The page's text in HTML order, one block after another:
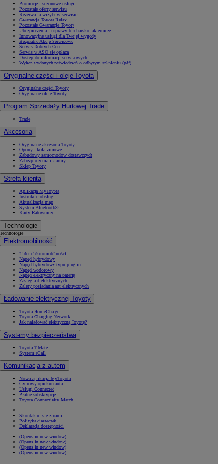
Promocje i sezonowe usługi
Pozostałe oferty serwisu
Rezerwacja wizyty w serwisie
Gwarancja Toyota Relax
Pozostałe Gwarancje Toyoty
Ubezpieczenia i naprawy blacharsko-lakiernicze
Innowacyjne usługi dla Twojej wygody
Bezpłatne Akcje Serwisowe
Serwis Dobrych Cen
Serwis w ASO się opłaca
Dostęp do informacji serwisowych
Wykaz wydanych zaświadczeń o odbytym szkoleniu (pdf)
Oryginalne części i oleje Toyota
Oryginalne części Toyoty
Oryginalne oleje Toyoty
Program Sprzedaży Hurtowej Trade
Trade
Akcesoria
Oryginalne akcesoria Toyoty
Opony i koła zimowe
Zabudowy samochodów dostawczych
Zabezpieczenia i alarmy
Sklep Toyoty
Strefa klienta
Aplikacja MyToyota
Instrukcje obsługi
Aktualizacja map
System Bluetooth®
Karty Ratownicze
Technologie
Technologie
Elektromobilność
Lider elektromobilności
Napęd hybrydowy
Napęd hybrydowy typu plug-in
Napęd wodorowy
Napęd elektryczny na baterię
Zasięg aut elektrycznych
Zalety posiadania aut elektrycznych
Ładowanie elektrycznej Toyoty
Toyota HomeCharge
Toyota Charging Network
Jak naładować elektryczną Toyotę?
Systemy bezpieczeństwa
Toyota T-Mate
System eCall
Komunikacja z autem
Nowa aplikacja MyToyota
Cyfrowy opiekun auta
Usługi Connected
Płatne subskrypcje
Toyota Connectivity Match
Skontaktuj się z nami
Polityka ciasteczek
Deklaracja dostępności
(Opens in new window)
(Opens in new window)
(Opens in new window)
(Opens in new window)